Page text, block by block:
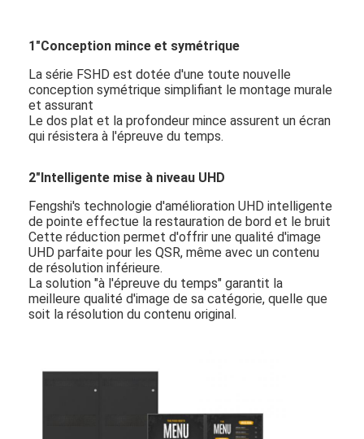
1"Conception mince et symétrique
La série FSHD est dotée d'une toute nouvelle
conception symétrique simplifiant le montage murale
et assurant
Le dos plat et la profondeur mince assurent un écran
qui résistera à l'épreuve du temps.
2"Intelligente mise à niveau UHD
Fengshi's technologie d'amélioration UHD intelligente
de pointe effectue la restauration de bord et le bruit
Cette réduction permet d'offrir une qualité d'image
UHD parfaite pour les QSR, même avec un contenu
de résolution inférieure.
La solution "à l'épreuve du temps" garantit la
meilleure qualité d'image de sa catégorie, quelle que
soit la résolution du contenu original.